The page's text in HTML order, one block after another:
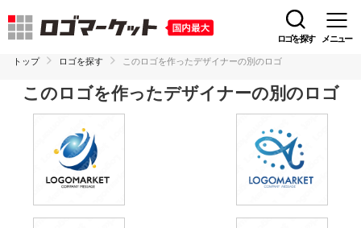
ロゴを探す メニュー
トップ ロゴを探す このロゴを作ったデザイナーの別のロゴ
このロゴを作ったデザイナーの別のロゴ